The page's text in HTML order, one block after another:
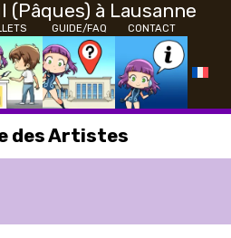
(Pâques) à Lausanne
GUIDE/FAQ CONTACT
des Artistes